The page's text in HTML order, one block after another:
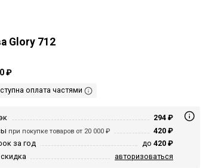
Glory 712
₽
оплата частями
294 ₽
при покупке товаров от 20 000 ₽
420 ₽
за год
до 420 ₽
авторизоваться